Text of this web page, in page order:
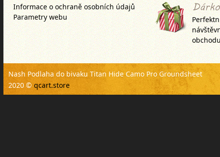
Informace o ochraně osobních údajů
Parametry webu
Nash Podlaha do bivaku Titan Hide Camo Pro Groundsheet
2020 © qcart.store